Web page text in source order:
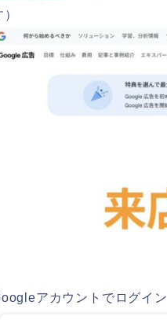
アカウントでログイン